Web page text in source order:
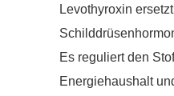
Levothyroxin
Es reguliert den
Energiehaushalt